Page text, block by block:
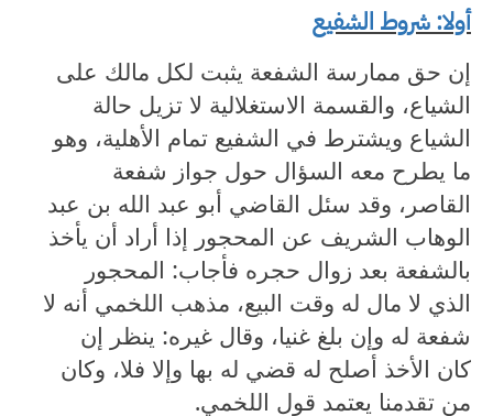
أولا: شروط الشفيع
إن حق ممارسة الشفعة يثبت لكل مالك على
الشياع، والقسمة الاستغلالية لا تزيل حالة
الشياع ويشترط في الشفيع تمام الأهلية، وهو
ما يطرح معه السؤال حول جواز شفعة
القاصر، وقد سئل القاضي أبو عبد الله بن عبد
الوهاب الشريف عن المحجور إذا أراد أن يأخذ
بالشفعة بعد زوال حجره فأجاب: المحجور
الذي لا مال له وقت البيع، مذهب اللخمي أنه لا
شفعة له وإن بلغ غنيا، وقال غيره: ينظر إن
كان الأخذ أصلح له قضي له بها وإلا فلا، وكان
من تقدمنا يعتمد قول اللخمي.